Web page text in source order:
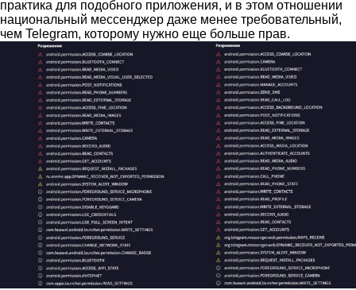
практика для подобного приложения, и в этом отношении
национальный мессенджер даже менее требовательный,
чем Telegram, которому нужно еще больше прав.